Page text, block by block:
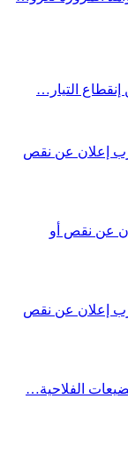
التيار…
إعلان عن نقص
عن نقص أو
إعلان عن نقص
الفلاحية…